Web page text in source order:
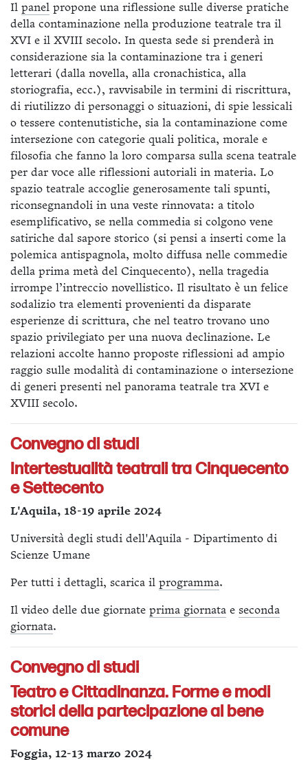
Il panel propone una riflessione sulle diverse pratiche
della contaminazione nella produzione teatrale tra il
XVI e il XVIII secolo. In questa sede si prenderà in
considerazione sia la contaminazione tra i generi
letterari (dalla novella, alla cronachistica, alla
storiografia, ecc.), ravvisabile in termini di riscrittura,
di riutilizzo di personaggi o situazioni, di spie lessicali
o tessere contenutistiche, sia la contaminazione come
intersezione con categorie quali politica, morale e
filosofia che fanno la loro comparsa sulla scena teatrale
per dar voce alle riflessioni autoriali in materia. Lo
spazio teatrale accoglie generosamente tali spunti,
riconsegnandoli in una veste rinnovata: a titolo
esemplificativo, se nella commedia si colgono vene
satiriche dal sapore storico (si pensi a inserti come la
polemica antispagnola, molto diffusa nelle commedie
della prima metà del Cinquecento), nella tragedia
irrompe l’intreccio novellistico. Il risultato è un felice
sodalizio tra elementi provenienti da disparate
esperienze di scrittura, che nel teatro trovano uno
spazio privilegiato per una nuova declinazione. Le
relazioni accolte hanno proposte riflessioni ad ampio
raggio sulle modalità di contaminazione o intersezione
di generi presenti nel panorama teatrale tra XVI e
XVIII secolo.
Convegno di studi
Intertestualità teatrali tra Cinquecento
e Settecento
L'Aquila, 18-19 aprile 2024
Università degli studi dell'Aquila - Dipartimento di
Scienze Umane
Per tutti i dettagli, scarica il programma.
Il video delle due giornate prima giornata e seconda
giornata.
Convegno di studi
Teatro e Cittadinanza. Forme e modi
storici della partecipazione al bene
comune
Foggia, 12-13 marzo 2024